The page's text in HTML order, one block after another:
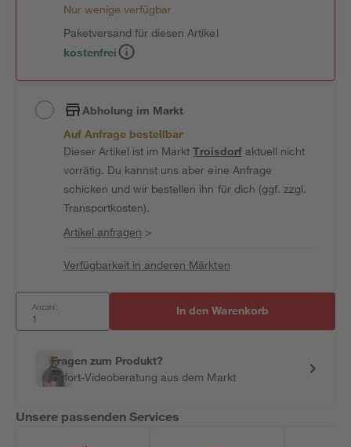
Nur wenige verfügbar
Paketversand für diesen Artikel
kostenfrei
Abholung im Markt
Auf Anfrage bestellbar
Dieser Artikel ist im MarktTroisdorfaktuell nicht
vorrätig. Du kannst uns aber eine Anfrage
schicken und wir bestellen ihn für dich (ggf. zzgl.
Transportkosten).
Artikel anfragen >
Verfügbarkeit in anderen Märkten
Anzahl: In den Warenkorb
Fragen zum Produkt?
Sofort-Videoberatung aus dem Markt
Unsere passenden Services